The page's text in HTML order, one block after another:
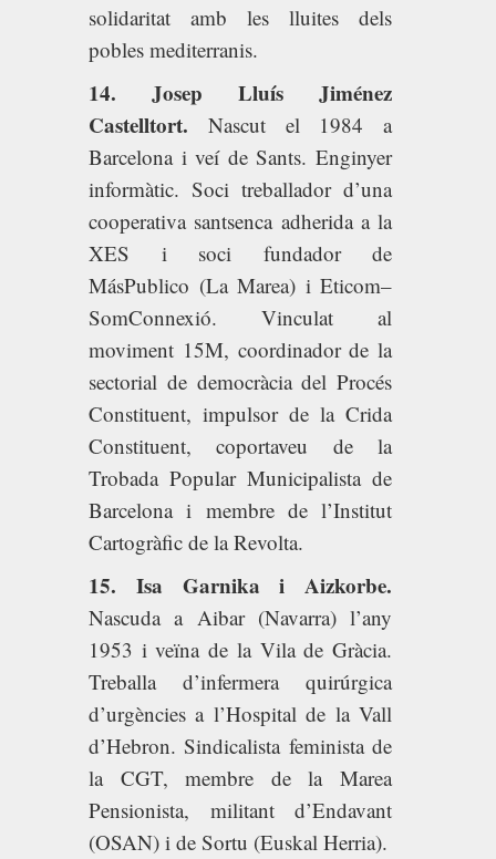
solidaritat amb les lluites dels
pobles mediterranis.
14. Josep Lluís Jiménez
Castelltort. Nascut el 1984 a
Barcelona i veí de Sants. Enginyer
informàtic. Soci treballador d’una
cooperativa santsenca adherida a la
XES i soci fundador de
MásPublico (La Marea) i Eticom–
SomConnexió. Vinculat al
moviment 15M, coordinador de la
sectorial de democràcia del Procés
Constituent, impulsor de la Crida
Constituent, coportaveu de la
Trobada Popular Municipalista de
Barcelona i membre de l’Institut
Cartogràfic de la Revolta.
15. Isa Garnika i Aizkorbe.
Nascuda a Aibar (Navarra) l’any
1953 i veïna de la Vila de Gràcia.
Treballa d’infermera quirúrgica
d’urgències a l’Hospital de la Vall
d’Hebron. Sindicalista feminista de
la CGT, membre de la Marea
Pensionista, militant d’Endavant
(OSAN) i de Sortu (Euskal Herria).